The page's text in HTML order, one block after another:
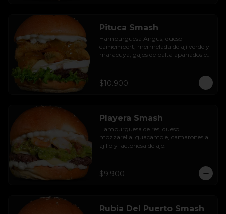
Pituca Smash
Hamburguesa Angus, queso
camembert, mermelada de ají verde y
maracuyá, gajos de palta apanados en
$10.900
Playera Smash
Hamburguesa de res, queso
mozzarella, guacamole, camarones al
ajillo y lactonesa de ajo.
$9.900
Rubia Del Puerto Smash